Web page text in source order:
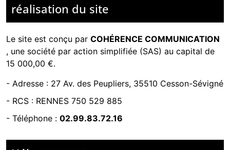
réalisation du site
Le site est conçu par COHÉRENCE COMMUNICATION
, une société par action simplifiée (SAS) au capital de
15 000,00 €.
- Adresse : 27 Av. des Peupliers, 35510 Cesson-Sévigné
- RCS : RENNES 750 529 885
- Téléphone : 02.99.83.72.16